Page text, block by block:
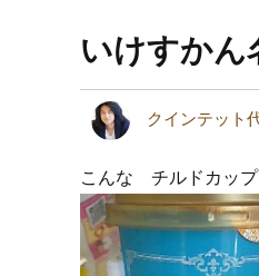
いけすかん
クインテット
こんな チルドカップ